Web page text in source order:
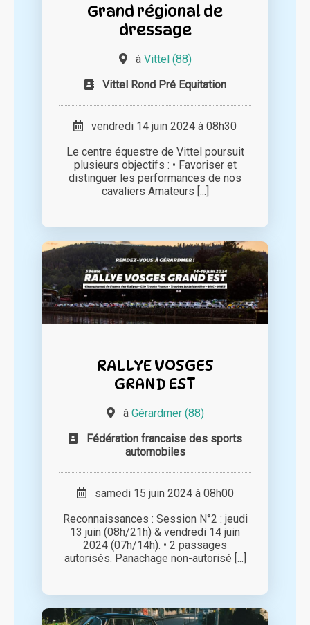
Grand régional de
dressage
à Vittel (88)
Vittel Rond Pré Equitation
vendredi 14 juin 2024 à 08h30
Le centre équestre de Vittel poursuit
plusieurs objectifs : • Favoriser et
distinguer les performances de nos
cavaliers Amateurs [...]
RALLYE VOSGES
GRAND EST
à Gérardmer (88)
Fédération francaise des sports
automobiles
samedi 15 juin 2024 à 08h00
Reconnaissances : Session N°2 : jeudi
13 juin (08h/21h) & vendredi 14 juin
2024 (07h/14h). • 2 passages
autorisés. Panachage non-autorisé [...]